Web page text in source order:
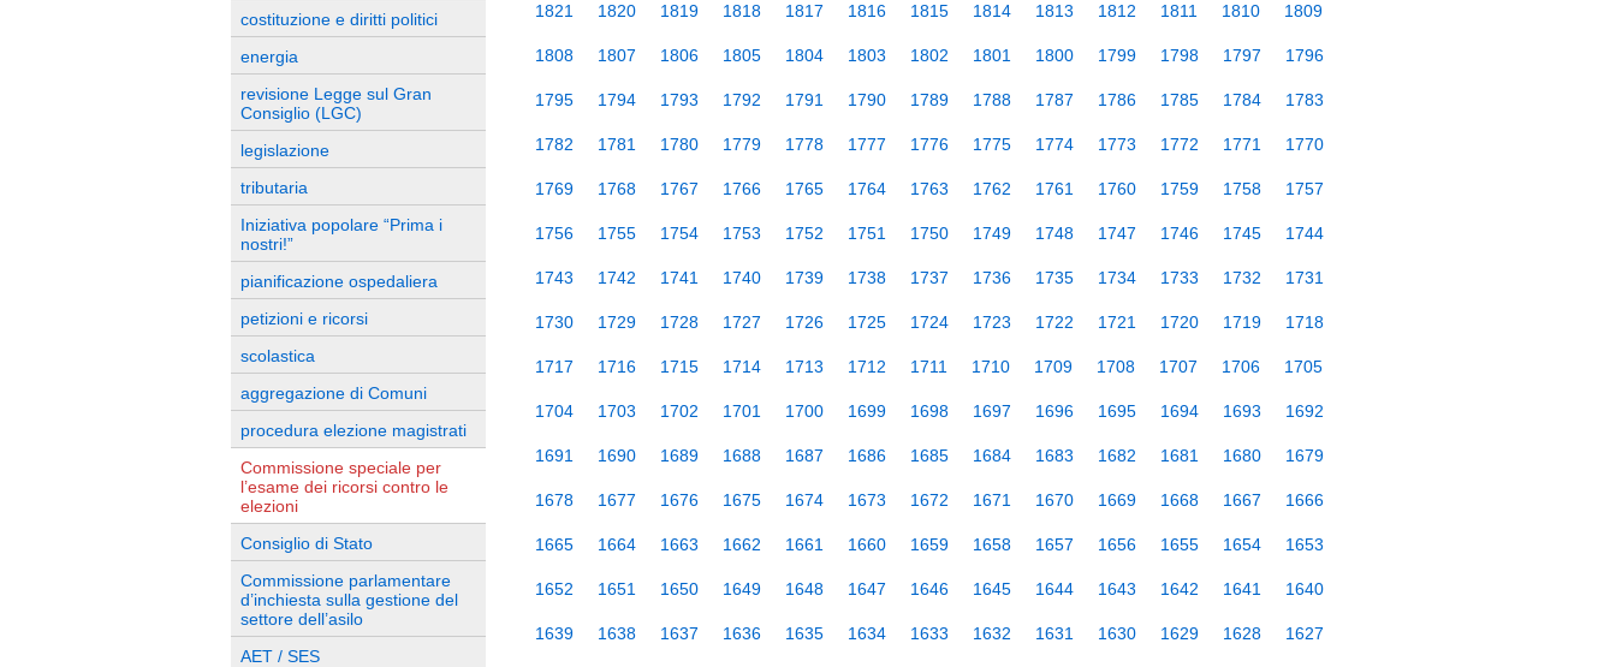
costituzione e diritti politici
energia
revisione Legge sul Gran
Consiglio (LGC)
legislazione
tributaria
Iniziativa popolare “Prima i
nostri!”
pianificazione ospedaliera
petizioni e ricorsi
scolastica
aggregazione di Comuni
procedura elezione magistrati
Commissione speciale per
l’esame dei ricorsi contro le
elezioni
Consiglio di Stato
Commissione parlamentare
d’inchiesta sulla gestione del
settore dell’asilo
AET / SES
1821 1820 1819 1818 1817 1816 1815 1814 1813 1812 1811 1810 1809
1808 1807 1806 1805 1804 1803 1802 1801 1800 1799 1798 1797 1796
1795 1794 1793 1792 1791 1790 1789 1788 1787 1786 1785 1784 1783
1782 1781 1780 1779 1778 1777 1776 1775 1774 1773 1772 1771 1770
1769 1768 1767 1766 1765 1764 1763 1762 1761 1760 1759 1758 1757
1756 1755 1754 1753 1752 1751 1750 1749 1748 1747 1746 1745 1744
1743 1742 1741 1740 1739 1738 1737 1736 1735 1734 1733 1732 1731
1730 1729 1728 1727 1726 1725 1724 1723 1722 1721 1720 1719 1718
1717 1716 1715 1714 1713 1712 1711 1710 1709 1708 1707 1706 1705
1704 1703 1702 1701 1700 1699 1698 1697 1696 1695 1694 1693 1692
1691 1690 1689 1688 1687 1686 1685 1684 1683 1682 1681 1680 1679
1678 1677 1676 1675 1674 1673 1672 1671 1670 1669 1668 1667 1666
1665 1664 1663 1662 1661 1660 1659 1658 1657 1656 1655 1654 1653
1652 1651 1650 1649 1648 1647 1646 1645 1644 1643 1642 1641 1640
1639 1638 1637 1636 1635 1634 1633 1632 1631 1630 1629 1628 1627